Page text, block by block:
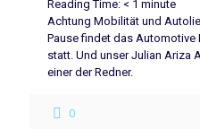
Reading Time: < 1 minute
Achtung Mobilität und
Pause findet das Automotive
statt. Und unser Julian Ariza
einer der Redner.
0